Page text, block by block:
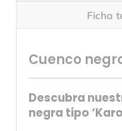
Ficha
Cuenco
Descubra
negra tipo